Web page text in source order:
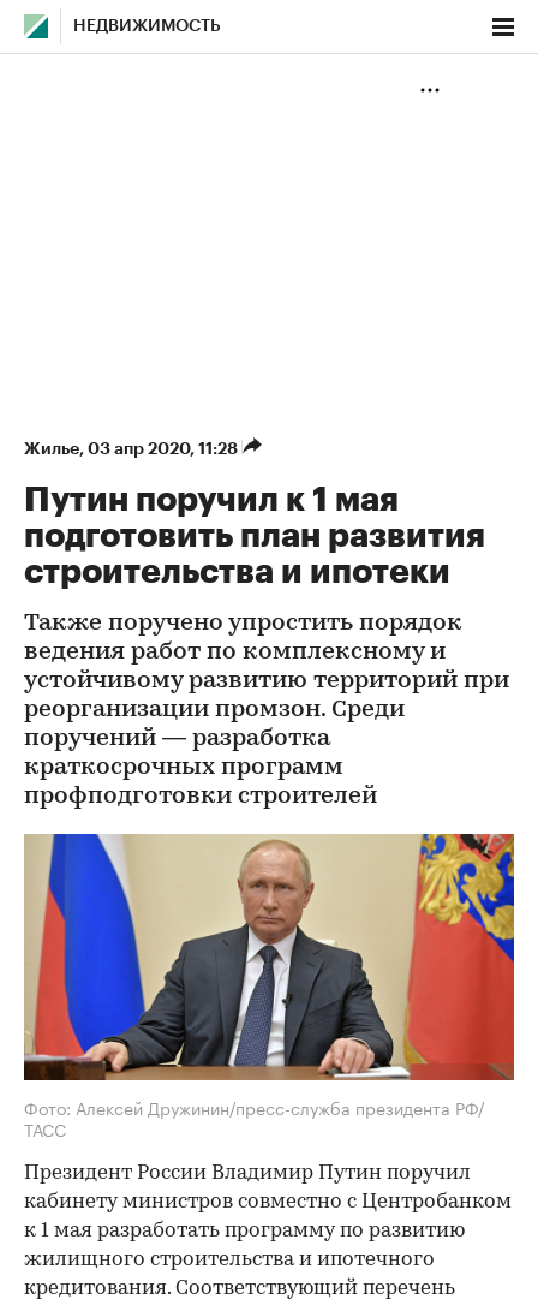
НЕДВИЖИМОСТЬ
Жилье⁠, 03 апр 2020, 11:28
Путин поручил к 1 мая
подготовить план развития
строительства и ипотеки
Также поручено упростить порядок
ведения работ по комплексному и
устойчивому развитию территорий при
реорганизации промзон. Среди
поручений — разработка
краткосрочных программ
профподготовки строителей
Фото: Алексей Дружинин/пресс-служба президента РФ/
ТАСС
Президент России Владимир Путин поручил
кабинету министров совместно с Центробанком
к 1 мая разработать программу по развитию
жилищного строительства и ипотечного
кредитования. Соответствующий перечень